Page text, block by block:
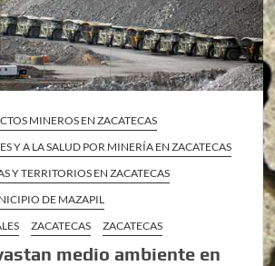
MINEROS EN ZACATECAS
Y A LA SALUD POR MINERÍA EN ZACATECAS
Y TERRITORIOS EN ZACATECAS
DE MAZAPIL
ZACATECAS ZACATECAS
medio ambiente en